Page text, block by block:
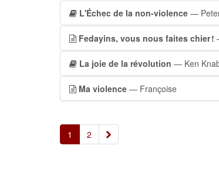
L'Échec de la non-violence —
Fedayins, vous nous faites chier !
La joie de la révolution — Ken
Ma violence — Françoise
1 2 »